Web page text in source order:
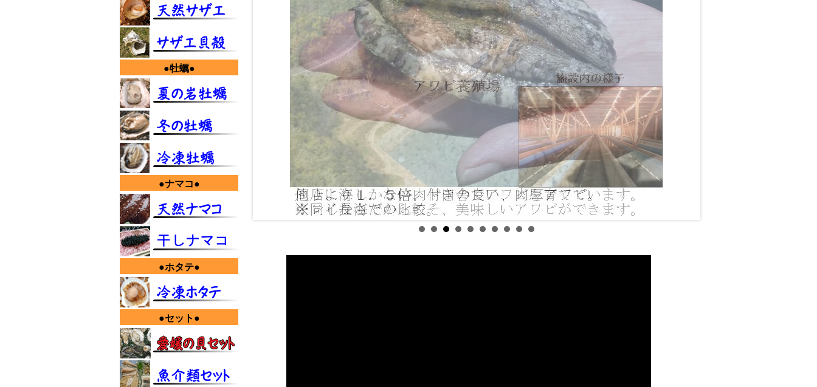
●牡蠣●
●ナマコ●
●ホタテ●
●セット●
新着情報■ ───────────────(2026/5/27)
黒アワビが異常な程に少ないです。
サザエは少しずつ在庫が増えてます。
どうぞバーベキューにご利用下さい。
新着情報■ ───────────────(2026/5/22)
今年はサザエも黒アワビも水揚げが少ないのですが、サザエは少
しずつ増えてきました。
特にアワビとサザエを、同時にご購入頂くお客様が増えておりま
どうぞ愛媛の幸をご利用下さい。
新着情報■ ───────────────(2026/4/17)
バーベキューの季節になってきました！！
和丸水産のアワビ「せと姫」は、バーベキューでも好評です。
どうぞご利用ください。
新着情報■ ───────────────(2026/1/28)
アワビブログを更新 しました。
近年、よくお問い合わせを頂きます。
新着情報■ ───────────────(2026/1/27)
週刊大衆に和丸水産のサザエプレゼントが掲載されています。